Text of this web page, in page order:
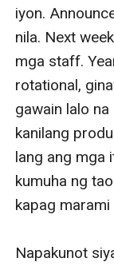
iyon.
nila. Next
mga staff.
rotational,
gawain lalo
kanilang
lang ang mga
kumuha ng
kapag
Napakunot